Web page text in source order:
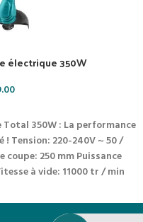
électrique 350W
Total 350W : La performance
! Tension: 220-240V ~ 50 /
coupe: 250 mmPuissance
à vide: 11000 tr / min